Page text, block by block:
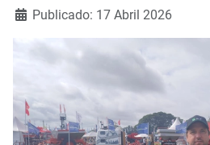
Detalles
Publicado: 17 Abril 2026